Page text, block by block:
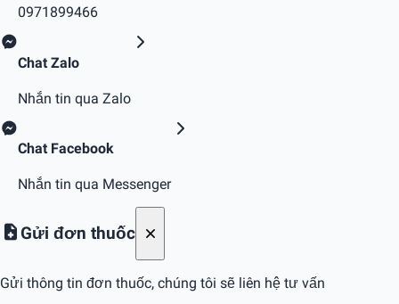
0971899466
Chat Zalo
Nhắn tin qua Zalo
Chat Facebook
Nhắn tin qua Messenger
Gửi đơn thuốc
Gửi thông tin đơn thuốc, chúng tôi sẽ liên hệ tư vấn